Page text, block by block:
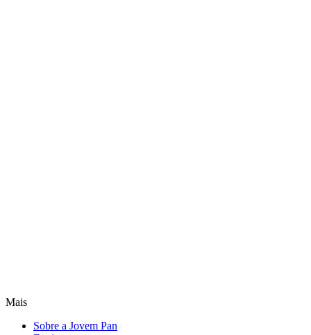
Mais
Sobre a Jovem Pan